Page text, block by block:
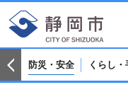
防災・安全 くらし・